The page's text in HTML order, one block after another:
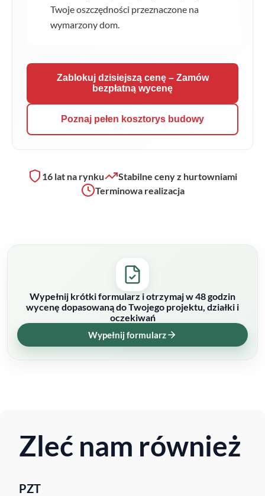
Twoje oszczędności przeznaczone na
wymarzony dom.
Zablokuj dzisiejszą cenę – Zamów
bezpłatną wycenę
Poznaj pełen kosztorys budowy
16 lat na rynku
Stabilne ceny z hurtowniami
Terminowa realizacja
Wypełnij krótki formularz i otrzymaj w 48 godzin
wycenę dopasowaną do Twojego projektu, działki i
oczekiwań
Wypełnij formularz
Zleć nam również
PZT